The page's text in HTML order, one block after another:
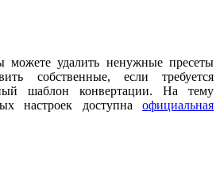
можете удалить ненужные пресеты
собственные, если требуется
шаблон конвертации. На тему
настроек доступна официальная